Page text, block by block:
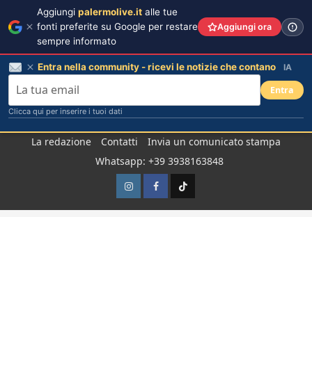
La redazione Contatti
Invia un comunicato stampa
Whatsapp: +39 3938163848
InstagramFacebook
TikTok
Aggiungi palermolive.it alle tue
fonti preferite su Google per restare
sempre informato
Aggiungi ora
Entra nella community - ricevi le notizie che contano IA
Entra
Clicca qui per inserire i tuoi dati